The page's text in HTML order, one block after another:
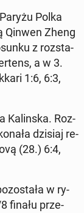
Polka
Qinwen Zheng
z roz­sta­
a w 3.
1:6, 6:3,
Ka­lin­ska. Roz­
dzisiaj re­
(28.) 6:4,
w ry­
finału prze­